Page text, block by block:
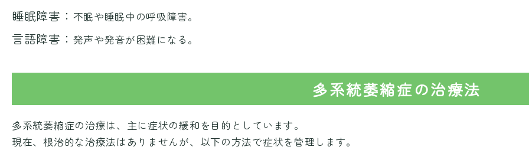
睡眠障害： 不眠や睡眠中の呼吸障害。
言語障害： 発声や発音が困難になる。
多系統萎縮症の治療法
多系統萎縮症の治療は、主に症状の緩和を目的としています。
現在、根治的な治療法はありませんが、以下の方法で症状を管理します。